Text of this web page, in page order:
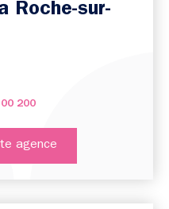
Roche-sur-
200
agence